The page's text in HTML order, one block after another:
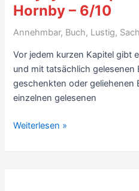
Spurensuche,
Hermann
H.
Schmidt,
Miriam
Bernhardt
–
Hornby – 6/10
Annehmbar, Buch, Lustig,
Vor jedem kurzen Kapitel gibt
und mit tatsächlich gelesenen
geschenkten oder geliehenen
einzelnen gelesenen
Kritik
Buch:
Weiterlesen »